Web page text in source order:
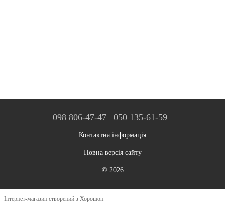
098 806-47-47 050 135-61-59
Контактна інформація
Повна версія сайту
© 2026
Інтернет-магазин створений з Хорошоп